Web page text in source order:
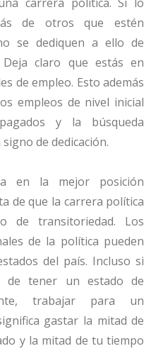
de otros que estén
se dediquen a ello de
claro que estás en
de empleo. Esto además
empleos de nivel inicial
y la búsqueda
de dedicación.
en la mejor posición
de que la carrera política
de transitoriedad. Los
de la política pueden
del país. Incluso si
de tener un estado de
trabajar para un
gastar la mitad de
y la mitad de tu tiempo